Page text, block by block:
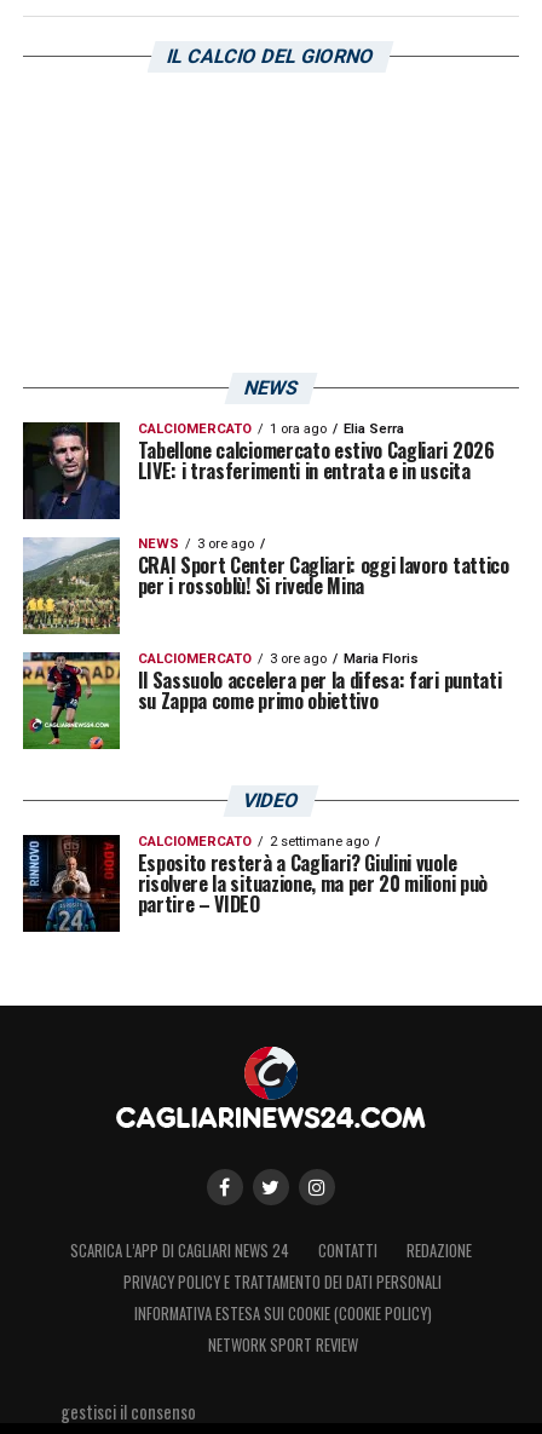
IL CALCIO DEL GIORNO
NEWS
CALCIOMERCATO 1 ora ago Elia Serra
Tabellone calciomercato estivo Cagliari 2026
LIVE: i trasferimenti in entrata e in uscita
NEWS 3 ore ago
CRAI Sport Center Cagliari: oggi lavoro tattico
per i rossoblù! Si rivede Mina
CALCIOMERCATO 3 ore ago Maria Floris
Il Sassuolo accelera per la difesa: fari puntati
su Zappa come primo obiettivo
VIDEO
CALCIOMERCATO 2 settimane ago
Esposito resterà a Cagliari? Giulini vuole
risolvere la situazione, ma per 20 milioni può
partire – VIDEO
SCARICA L’APP DI CAGLIARI NEWS 24 CONTATTI
REDAZIONE
PRIVACY POLICY E TRATTAMENTO DEI DATI PERSONALI
INFORMATIVA ESTESA SUI COOKIE (COOKIE POLICY)
NETWORK SPORT REVIEW
gestisci il consenso